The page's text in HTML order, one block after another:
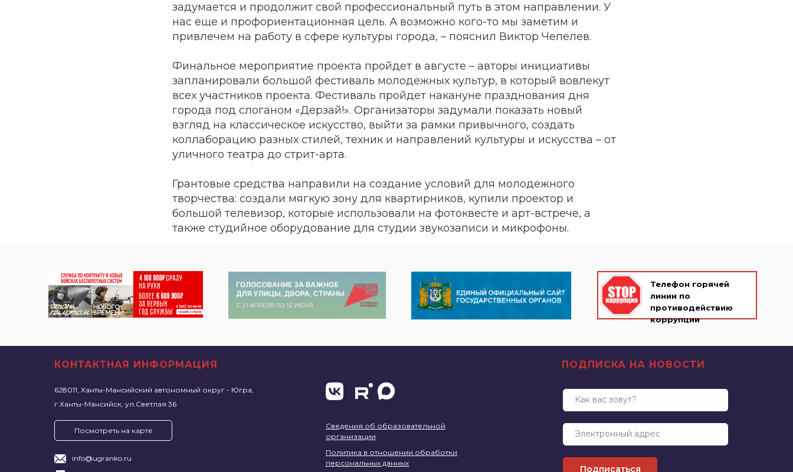
задумается и продолжит свой профессиональный путь в этом направлении. У
нас еще и профориентационная цель. А возможно кого-то мы заметим и
привлечем на работу в сфере культуры города, – пояснил Виктор Чепелев.
Финальное мероприятие проекта пройдет в августе – авторы инициативы
запланировали большой фестиваль молодежных культур, в который вовлекут
всех участников проекта. Фестиваль пройдет накануне празднования дня
города под слоганом «Дерзай!». Организаторы задумали показать новый
взгляд на классическое искусство, выйти за рамки привычного, создать
коллаборацию разных стилей, техник и направлений культуры и искусства – от
уличного театра до стрит-арта.
Грантовые средства направили на создание условий для молодежного
творчества: создали мягкую зону для квартирников, купили проектор и
большой телевизор, которые использовали на фотоквесте и арт-встрече, а
также студийное оборудование для студии звукозаписи и микрофоны.
КОНТАКТНАЯ ИНФОРМАЦИЯ
628011, Ханты-Мансийский автономный округ - Югра,
г.Ханты-Мансийск, ул.Светлая 36
ПОДПИСКА НА НОВОСТИ
info@ugranko.ru
Как вас зовут?
Электронный адрес
Подписаться
Политика в отношении обработки
персональных данных
Сведения об образовательной
организации
Посмотреть на карте
Телефон горячей
линии по
противодействию
коррупции